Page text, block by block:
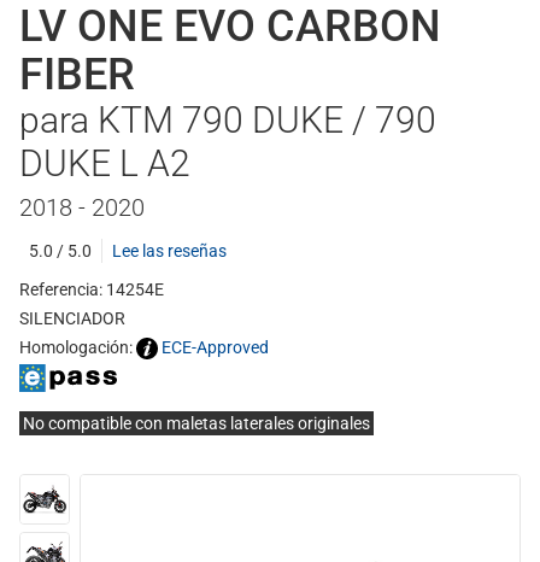
LV ONE EVO CARBON
FIBER
para KTM 790 DUKE / 790
DUKE L A2
2018 - 2020
5.0 / 5.0
Lee las reseñas
Referencia: 14254E
SILENCIADOR
Homologación:
ECE-Approved
No compatible con maletas laterales originales